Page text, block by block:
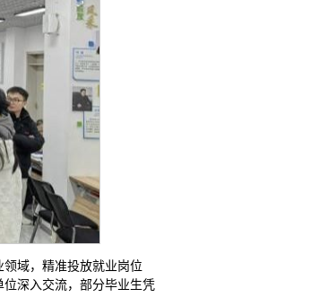
域，精准投放就业岗位
深入交流，部分毕业生凭